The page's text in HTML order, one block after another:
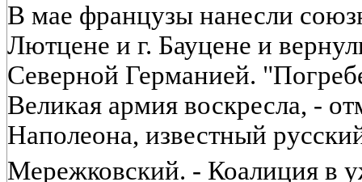
В мае французы нанесли
Лютцене и г. Бауцене и
Северной Германией.
Великая армия воскресла, -
Наполеона, известный
Мережковский. - Коалиция в